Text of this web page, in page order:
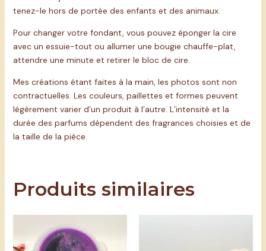
tenez-le hors de portée des enfants et des animaux.
Pour changer votre fondant, vous pouvez éponger la cire
avec un essuie-tout ou allumer une bougie chauffe-plat,
attendre une minute et retirer le bloc de cire.
Mes créations étant faites à la main, les photos sont non
contractuelles. Les couleurs, paillettes et formes peuvent
légèrement varier d’un produit à l’autre. L’intensité et la
durée des parfums dépendent des fragrances choisies et de
la taille de la pièce.
Produits similaires